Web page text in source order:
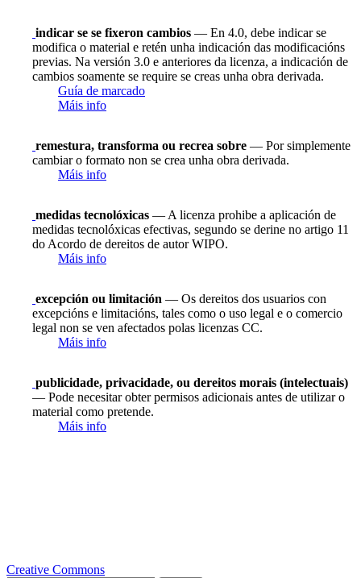
indicar se se fixeron cambios — En 4.0, debe indicar se
modifica o material e retén unha indicación das modificacións
previas. Na versión 3.0 e anteriores da licenza, a indicación de
cambios soamente se require se creas unha obra derivada.
Guía de marcado
Máis info
remestura, transforma ou recrea sobre — Por simplemente
cambiar o formato non se crea unha obra derivada.
Máis info
medidas tecnolóxicas — A licenza prohibe a aplicación de
medidas tecnolóxicas efectivas, segundo se derine no artigo 11
do Acordo de dereitos de autor WIPO.
Máis info
excepción ou limitación — Os dereitos dos usuarios con
excepcións e limitacións, tales como o uso legal e o comercio
legal non se ven afectados polas licenzas CC.
Máis info
publicidade, privacidade, ou dereitos morais (intelectuais)
— Pode necesitar obter permisos adicionais antes de utilizar o
material como pretende.
Máis info
Creative Commons